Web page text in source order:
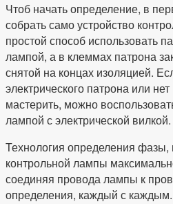
Чтоб начать определение, в
собрать само устройство
простой способ использовать
лампой, а в клеммах патрона
снятой на концах изоляцией.
электрического патрона или
мастерить, можно
лампой с электрической вилкой.
Технология определения
контрольной лампы
соединяя провода лампы к
определения, каждый с каждым.